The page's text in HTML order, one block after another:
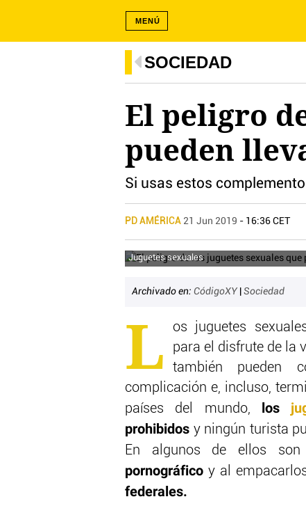
MENÚ
SOCIEDAD
El peligro
pueden
Si usas estos
PD AMÉRICA 21 Jun 2019 - 16:36 CET
Juguetes sexuales
Archivado en: CódigoXY Sociedad
L
os juguetes
para el disfrute de la
también pueden
complicación e, incluso,
países del mundo,
los
prohibidos y ningún turista
En algunos de ellos son
pornográfico y al
federales.